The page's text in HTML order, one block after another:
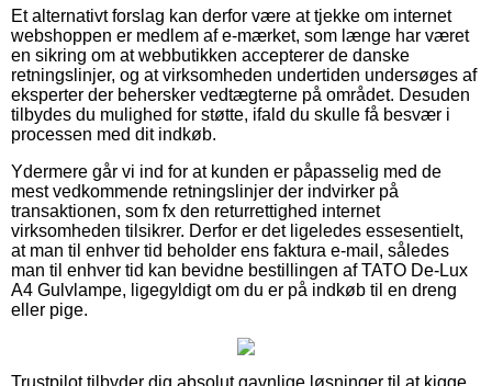
Et alternativt forslag kan derfor være at tjekke om internet
webshoppen er medlem af e-mærket, som længe har været
en sikring om at webbutikken accepterer de danske
retningslinjer, og at virksomheden undertiden undersøges af
eksperter der behersker vedtægterne på området. Desuden
tilbydes du mulighed for støtte, ifald du skulle få besvær i
processen med dit indkøb.
Ydermere går vi ind for at kunden er påpasselig med de
mest vedkommende retningslinjer der indvirker på
transaktionen, som fx den returrettighed internet
virksomheden tilsikrer. Derfor er det ligeledes essesentielt,
at man til enhver tid beholder ens faktura e-mail, således
man til enhver tid kan bevidne bestillingen af TATO De-Lux
A4 Gulvlampe, ligegyldigt om du er på indkøb til en dreng
eller pige.
Trustpilot tilbyder dig absolut gavnlige løsninger til at kigge